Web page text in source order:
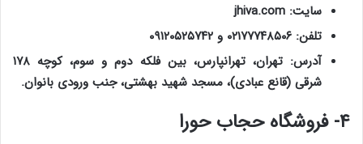
سایت: jhiva.com
تلفن: ۰۲۱۷۷۷۴۸۵۰۶ و ۰۹۱۲۰۵۲۵۷۴۲
آدرس: تهران، تهرانپارس، بین فلکه دوم و سوم، کوچه ۱۷۸
شرقی (قانع عبادی)، مسجد شهید بهشتی، جنب ورودی بانوان.
۴- فروشگاه حجاب حورا